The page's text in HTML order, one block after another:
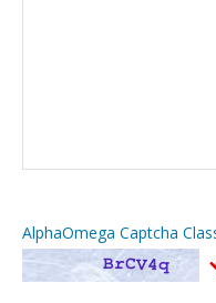
AlphaOmega Captcha